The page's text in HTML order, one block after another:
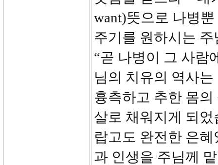
want)뜻으로 나병
주기를 원하시는
“곧 나병이 그 사람
님의 치유의 역사
흉측하고 추한 몸
살로 채워지게 되
랍고도 완전한 은
과 인생을 주님께